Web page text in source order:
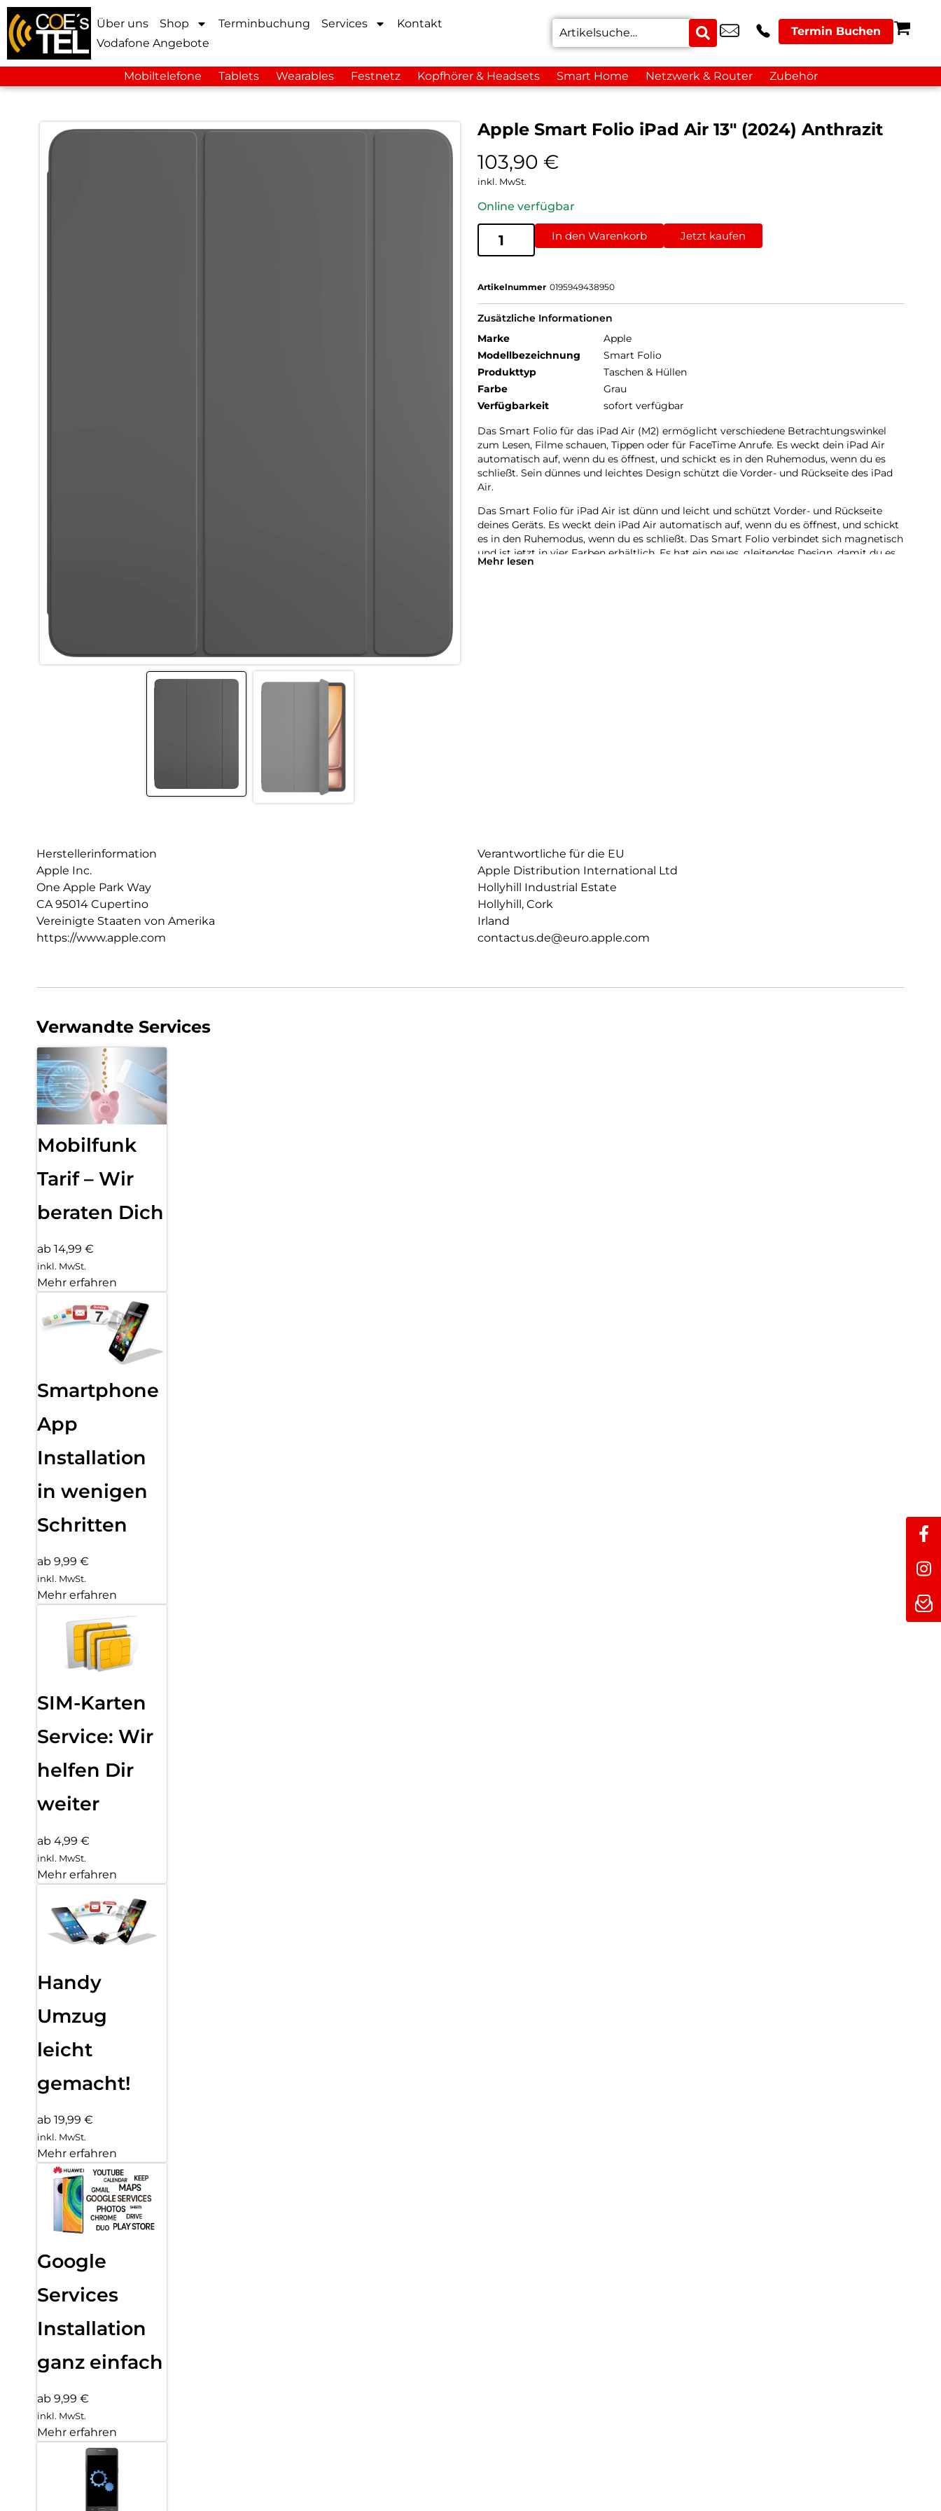
Über uns Shop Terminbuchung Services
Kontakt
Vodafone Angebote
Termin Buchen
Mobiltelefone Tablets Wearables Festnetz Kopfhörer & Headsets Smart Home Netzwerk & Router Zubehör
Apple Smart Folio iPad Air 13″ (2024) Anthrazit
103,90 €
inkl. MwSt.
Online verfügbar
In den Warenkorb Jetzt kaufen
Artikelnummer 0195949438950
Zusätzliche Informationen
Marke
Apple
Modellbezeichnung
Smart Folio
Produkttyp
Taschen & Hüllen
Farbe
Grau
Verfügbarkeit
sofort verfügbar
Das Smart Folio für das iPad Air (M2) ermöglicht verschiedene Betrachtungswinkel
zum Lesen, Filme schauen, Tippen oder für FaceTime Anrufe. Es weckt dein iPad Air
automatisch auf, wenn du es öffnest, und schickt es in den Ruhemodus, wenn du es
schließt. Sein dünnes und leichtes Design schützt die Vorder- und Rückseite des iPad
Air.
Das Smart Folio für iPad Air ist dünn und leicht und schützt Vorder- und Rückseite
deines Geräts. Es weckt dein iPad Air automatisch auf, wenn du es öffnest, und schickt
es in den Ruhemodus, wenn du es schließt. Das Smart Folio verbindet sich magnetisch
und ist jetzt in vier Farben erhältlich. Es hat ein neues, gleitendes Design, damit du es
noch genauer anpassen kannst. Das macht Lesen, Filmesehen und FaceTime Anrufe
Mehr lesen
Herstellerinformation
Apple Inc.
One Apple Park Way
CA 95014 Cupertino
Vereinigte Staaten von Amerika
https://www.apple.com
Verantwortliche für die EU
Apple Distribution International Ltd
Hollyhill Industrial Estate
Hollyhill, Cork
Irland
contactus.de@euro.apple.com
Verwandte Services
Mobilfunk
Tarif – Wir
beraten Dich
ab 14,99 €
inkl. MwSt.
Mehr erfahren
Smartphone
App
Installation
in wenigen
Schritten
ab 9,99 €
inkl. MwSt.
Mehr erfahren
SIM-Karten
Service: Wir
helfen Dir
weiter
ab 4,99 €
inkl. MwSt.
Mehr erfahren
Handy
Umzug
leicht
gemacht!
ab 19,99 €
inkl. MwSt.
Mehr erfahren
Google
Services
Installation
ganz einfach
ab 9,99 €
inkl. MwSt.
Mehr erfahren